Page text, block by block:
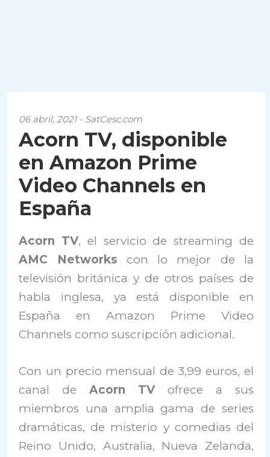
06 abril, 2021 - SatCesc.com
Acorn TV, disponible
en Amazon Prime
Video Channels en
España
Acorn TV, el servicio de streaming de
AMC Networks con lo mejor de la
televisión británica y de otros países de
habla inglesa, ya está disponible en
España en Amazon Prime Video
Channels como suscripción adicional.
Con un precio mensual de 3,99 euros, el
canal deAcorn TV ofrece a sus
miembros una amplia gama de series
dramáticas, de misterio y comedias del
Reino Unido, Australia, Nueva Zelanda,